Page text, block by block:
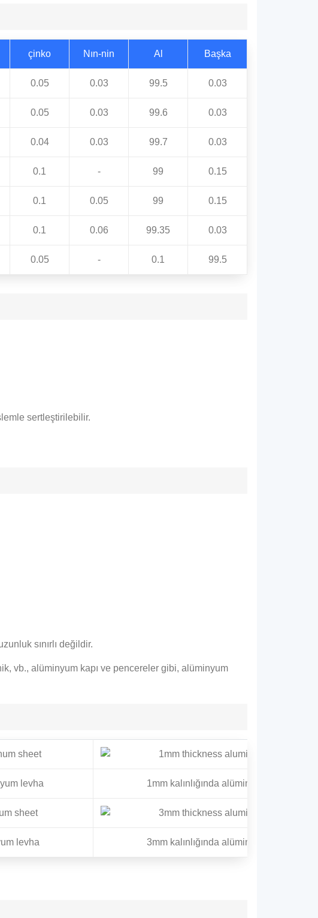
çinko Nın-nin Al Başka
0.05 0.03 99.5 0.03
0.05 0.03 99.6 0.03
0.04 0.03 99.7 0.03
0.1 - 99 0.15
0.1 0.05 99 0.15
0.1 0.06 99.35 0.03
0.05 - 0.1 99.5
sertleştirilebilir.
sınırlı değildir.
vb., alüminyum kapı ve pencereler gibi, alüminyum
levha 1mm kalınlığında alüminyum levha
levha 3mm kalınlığında alüminyum levha